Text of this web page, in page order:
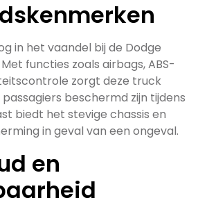
in het vaandel bij de Dodge
functies zoals airbags, ABS-
zorgt deze truck
beschermd zijn tijdens
biedt het stevige chassis en
in geval van een ongeval.
en